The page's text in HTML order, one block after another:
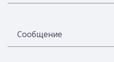
Сообщение